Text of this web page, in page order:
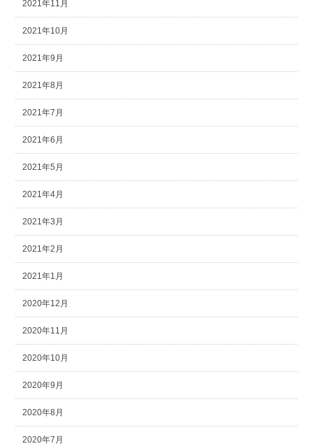
2021年11月
2021年10月
2021年9月
2021年8月
2021年7月
2021年6月
2021年5月
2021年4月
2021年3月
2021年2月
2021年1月
2020年12月
2020年11月
2020年10月
2020年9月
2020年8月
2020年7月